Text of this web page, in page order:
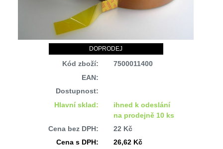
DOPRODEJ
Kód zboží:
7500011400
EAN:
Dostupnost:
Hlavní sklad:
ihned k odeslání
na prodejně 10 ks
Cena bez DPH:
22 Kč
Cena s DPH:
26,62 Kč